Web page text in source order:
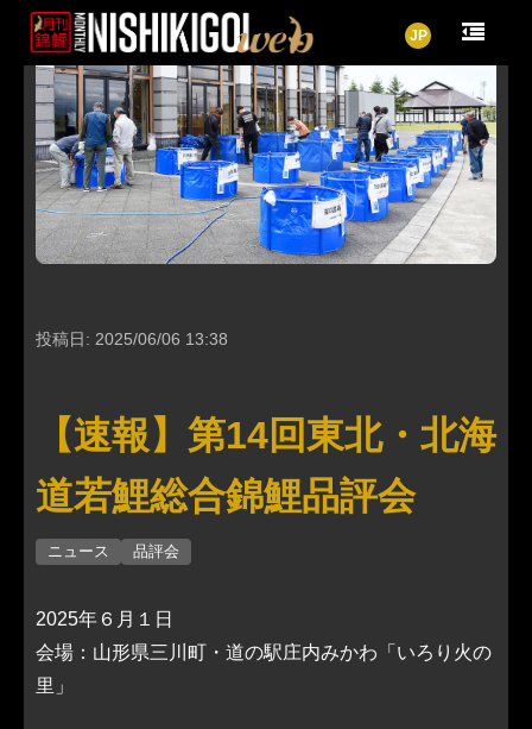
投稿日: 2025/06/06 13:38
【速報】第14回東北・北海
道若鯉総合錦鯉品評会
ニュース 品評会
2025年６月１日
会場：山形県三川町・道の駅庄内みかわ「いろり火の
里」
JP